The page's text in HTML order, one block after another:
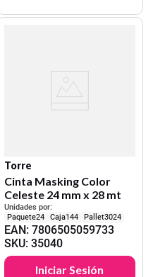
Torre
Cinta Masking Color
Celeste 24 mm x 28 mt
Unidades por:
24
144 3024
EAN: 7806505059733
SKU: 35040
Iniciar Sesión